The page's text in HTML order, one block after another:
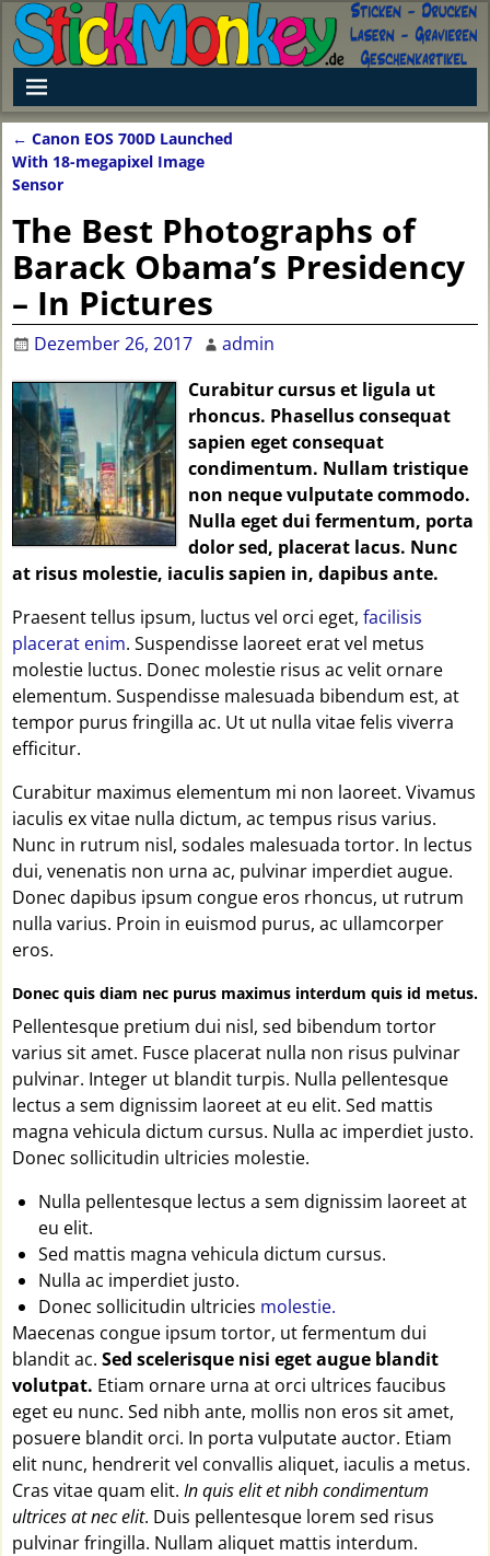
Artikelnavigation
← Canon EOS 700D Launched
With 18-megapixel Image
Sensor
The Best Photographs of
Barack Obama’s Presidency
– In Pictures
Dezember 26, 2017
admin
Curabitur cursus et ligula ut
rhoncus. Phasellus consequat
sapien eget consequat
condimentum. Nullam tristique
non neque vulputate commodo.
Nulla eget dui fermentum, porta
dolor sed, placerat lacus. Nunc
at risus molestie, iaculis sapien in, dapibus ante.
Praesent tellus ipsum, luctus vel orci eget, facilisis
placerat enim. Suspendisse laoreet erat vel metus
molestie luctus. Donec molestie risus ac velit ornare
elementum. Suspendisse malesuada bibendum est, at
tempor purus fringilla ac. Ut ut nulla vitae felis viverra
efficitur.
Curabitur maximus elementum mi non laoreet. Vivamus
iaculis ex vitae nulla dictum, ac tempus risus varius.
Nunc in rutrum nisl, sodales malesuada tortor. In lectus
dui, venenatis non urna ac, pulvinar imperdiet augue.
Donec dapibus ipsum congue eros rhoncus, ut rutrum
nulla varius. Proin in euismod purus, ac ullamcorper
eros.
Donec quis diam nec purus maximus interdum quis id metus.
Pellentesque pretium dui nisl, sed bibendum tortor
varius sit amet. Fusce placerat nulla non risus pulvinar
pulvinar. Integer ut blandit turpis. Nulla pellentesque
lectus a sem dignissim laoreet at eu elit. Sed mattis
magna vehicula dictum cursus. Nulla ac imperdiet justo.
Donec sollicitudin ultricies molestie.
Nulla pellentesque lectus a sem dignissim laoreet at
eu elit.
Sed mattis magna vehicula dictum cursus.
Nulla ac imperdiet justo.
Donec sollicitudin ultricies molestie.
Maecenas congue ipsum tortor, ut fermentum dui
blandit ac. Sed scelerisque nisi eget augue blandit
volutpat. Etiam ornare urna at orci ultrices faucibus
eget eu nunc. Sed nibh ante, mollis non eros sit amet,
posuere blandit orci. In porta vulputate auctor. Etiam
elit nunc, hendrerit vel convallis aliquet, iaculis a metus.
Cras vitae quam elit. In quis elit et nibh condimentum
ultrices at nec elit. Duis pellentesque lorem sed risus
pulvinar fringilla. Nullam aliquet mattis interdum.